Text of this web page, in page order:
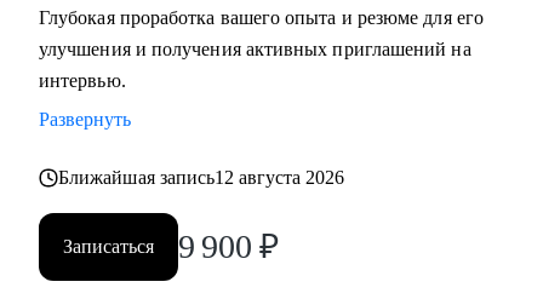
С чем помогу:
• Создать качественное резюме «с нуля» или
скорректировать имеющееся с учетом карьерных целей.
• Подготовиться к интервью, грамотно презентовать опыт
и сформулировать ответы на сложные
вопросы.
• Сделать ревью ваших текущих навыков и наметить
Глубокая проработка вашего опыта и резюме для его
улучшения и получения активных приглашений на
интервью.
Развернуть
Ближайшая запись12 августа 2026
Записаться 9 900 ₽